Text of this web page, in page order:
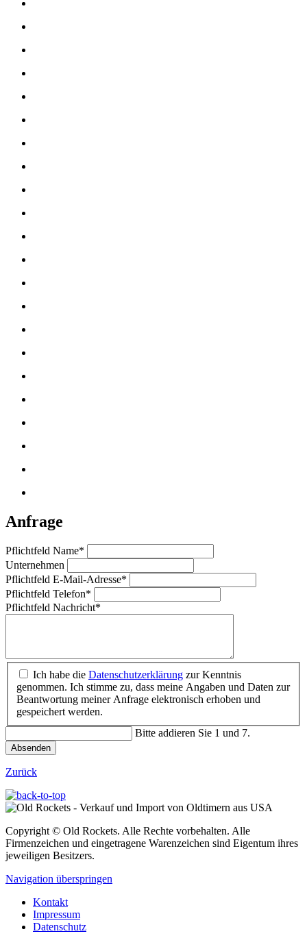
Anfrage
Pflichtfeld Name*
Unternehmen
Pflichtfeld E-Mail-Adresse*
Pflichtfeld Telefon*
Pflichtfeld Nachricht*
Ich habe die Datenschutzerklärung zur Kenntnis
genommen. Ich stimme zu, dass meine Angaben und Daten zur
Beantwortung meiner Anfrage elektronisch erhoben und
gespeichert werden.
Bitte addieren Sie 1 und 7.
Absenden
Zurück
Copyright © Old Rockets. Alle Rechte vorbehalten. Alle
Firmenzeichen und eingetragene Warenzeichen sind Eigentum ihres
jeweiligen Besitzers.
Navigation überspringen
Kontakt
Impressum
Datenschutz